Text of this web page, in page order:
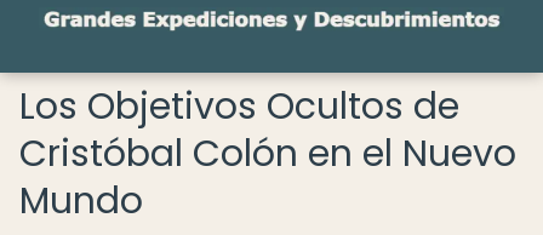
Los Objetivos Ocultos de
Cristóbal Colón en el Nuevo
Mundo